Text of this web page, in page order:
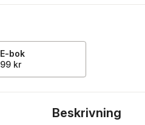
E-bok
99 kr
Beskrivning